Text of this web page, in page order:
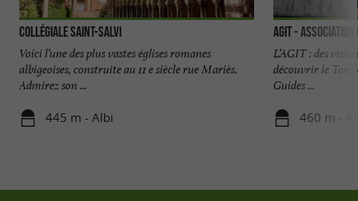
Collégiale Saint-Salvi
Voici l’une des plus vastes églises romanes
albigeoises, construite au 11 e siècle rue Mariès.
Admirez son ...
445 m - Albi
AGIT -
L’AGIT : des
découvrir le Tarn
Guides ...
460 m -